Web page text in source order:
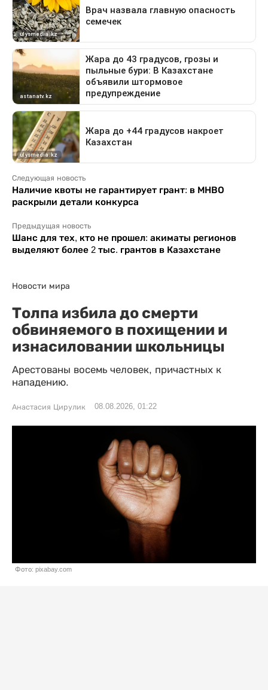
Следующая новость
Наличие квоты не гарантирует грант: в МНВО
раскрыли детали конкурса
Предыдущая новость
Шанс для тех, кто не прошел: акиматы регионов
выделяют более 2 тыс. грантов в Казахстане
Новости мира
Толпа избила до смерти
обвиняемого в похищении и
изнасиловании школьницы
Арестованы восемь человек, причастных к
нападению.
Анастасия Цирулик 08.08.2026, 01:22
Фото: pixabay.com